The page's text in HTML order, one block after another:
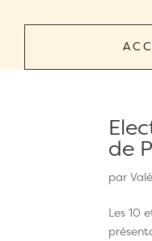
de
par
Les 10